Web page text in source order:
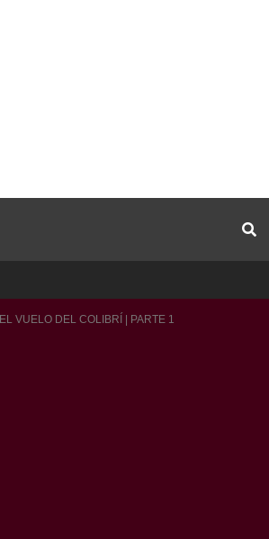
EL VUELO DEL COLIBRÍ | PARTE 1